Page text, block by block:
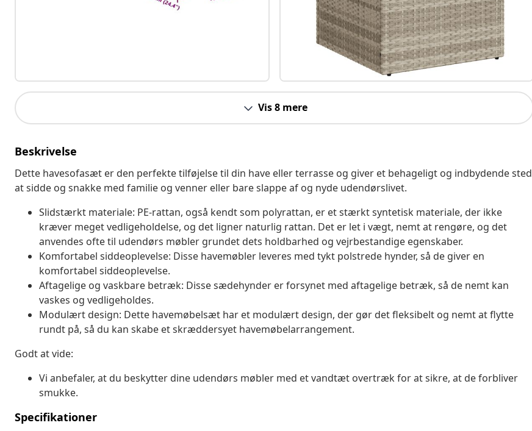
Vis 8 mere
Beskrivelse
Dette havesofasæt er den perfekte tilføjelse til din have eller terrasse og giver et behageligt og indbydende sted
at sidde og snakke med familie og venner eller bare slappe af og nyde udendørslivet.
Slidstærkt materiale: PE-rattan, også kendt som polyrattan, er et stærkt syntetisk materiale, der ikke
kræver meget vedligeholdelse, og det ligner naturlig rattan. Det er let i vægt, nemt at rengøre, og det
anvendes ofte til udendørs møbler grundet dets holdbarhed og vejrbestandige egenskaber.
Komfortabel siddeoplevelse: Disse havemøbler leveres med tykt polstrede hynder, så de giver en
komfortabel siddeoplevelse.
Aftagelige og vaskbare betræk: Disse sædehynder er forsynet med aftagelige betræk, så de nemt kan
vaskes og vedligeholdes.
Modulært design: Dette havemøbelsæt har et modulært design, der gør det fleksibelt og nemt at flytte
rundt på, så du kan skabe et skræddersyet havemøbelarrangement.
Godt at vide:
Vi anbefaler, at du beskytter dine udendørs møbler med et vandtæt overtræk for at sikre, at de forbliver
smukke.
Specifikationer